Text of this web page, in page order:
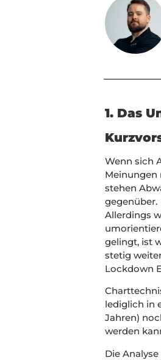
1. Das
Wenn sich
Meinungen
stehen
gegenüber.
Allerdings
gelingt, ist
stetig
Lockdown
lediglich in
Jahren)
werden
Die